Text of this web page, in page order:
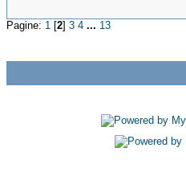
Pagine: 1 [2] 3 4 ... 13